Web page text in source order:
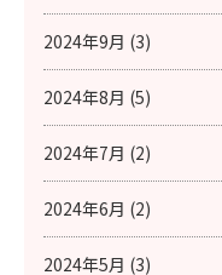
2024年9月 (3)
2024年8月 (5)
2024年7月 (2)
2024年6月 (2)
2024年5月 (3)